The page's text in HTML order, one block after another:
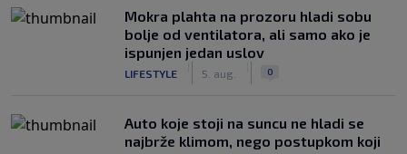
Mokra plahta na prozoru hladi sobu
bolje od ventilatora, ali samo ako je
ispunjen jedan uslov
LIFESTYLE 5. aug. 0
Auto koje stoji na suncu ne hladi se
najbrže klimom, nego postupkom koji